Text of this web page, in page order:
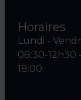
Horaires
Lundi -
08:30-12h30
18:00